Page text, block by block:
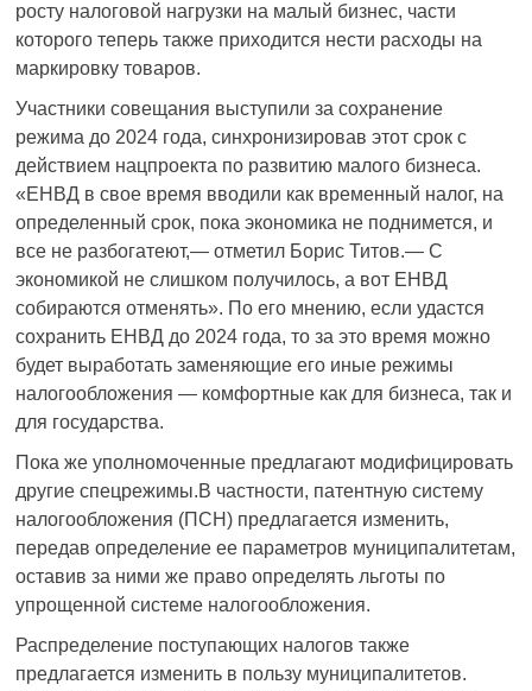
росту налоговой нагрузки на малый бизнес, части
которого теперь также приходится нести расходы на
маркировку товаров.
Участники совещания выступили за сохранение
режима до 2024 года, синхронизировав этот срок с
действием нацпроекта по развитию малого бизнеса.
«ЕНВД в свое время вводили как временный налог, на
определенный срок, пока экономика не поднимется, и
все не разбогатеют,— отметил Борис Титов.— С
экономикой не слишком получилось, а вот ЕНВД
собираются отменять». По его мнению, если удастся
сохранить ЕНВД до 2024 года, то за это время можно
будет выработать заменяющие его иные режимы
налогообложения — комфортные как для бизнеса, так и
для государства.
Пока же уполномоченные предлагают модифицировать
другие спецрежимы.В частности, патентную систему
налогообложения (ПСН) предлагается изменить,
передав определение ее параметров муниципалитетам,
оставив за ними же право определять льготы по
упрощенной системе налогообложения.
Распределение поступающих налогов также
предлагается изменить в пользу муниципалитетов.